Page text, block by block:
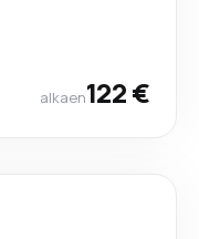
alkaen122 €